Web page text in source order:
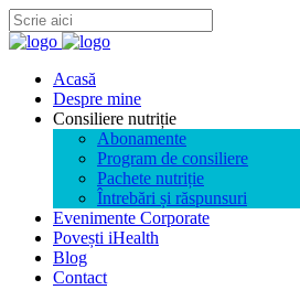
Acasă
Despre mine
Consiliere nutriție
Abonamente
Program de consiliere
Pachete nutriție
Întrebări și răspunsuri
Evenimente Corporate
Povești iHealth
Blog
Contact